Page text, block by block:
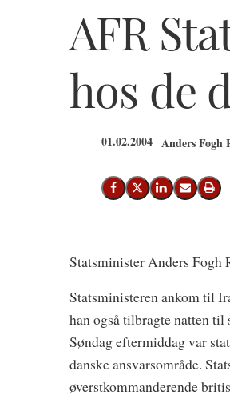
AFR
hos de
01.02.2004 Anders Fogh
Del på Facebook
Del på X (Twitter)
Del på LinkedIn
Send email
Print
Statsminister Anders Fogh
Statsministeren ankom til
han også tilbragte natten
Søndag eftermiddag var
danske ansvarsområde.
øverstkommanderende